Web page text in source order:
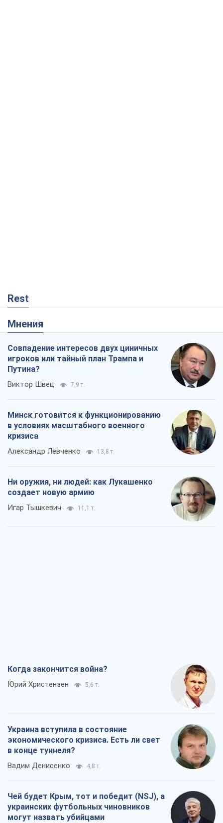
Rest
Мнения
Совпадение интересов двух циничных
игроков или тайный план Трампа и
Путина?
Виктор Швец 7,9 т.
Минск готовится к функционированию
в условиях масштабного военного
кризиса
Александр Левченко 13,8 т.
Ни оружия, ни людей: как Лукашенко
создает новую армию
Игар Тышкевич 11,1 т.
Когда закончится война?
Юрий Христензен 5,6 т.
Украина вступила в состояние
экономического кризиса. Есть ли свет
в конце туннеля?
Вадим Денисенко 4,8 т.
Чей будет Крым, тот и победит (NSJ), а
украинских футбольных чиновников
могут назвать убийцами